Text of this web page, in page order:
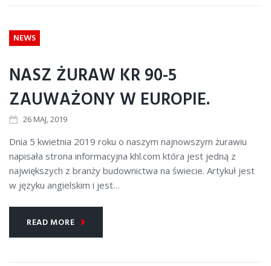
NEWS
NASZ ŻURAW KR 90-5
ZAUWAŻONY W EUROPIE.
26MAJ, 2019
Dnia 5 kwietnia 2019 roku o naszym najnowszym żurawiu
napisała strona informacyjna khl.com która jest jedną z
największych z branży budownictwa na świecie. Artykuł jest
w języku angielskim i jest…
READ MORE